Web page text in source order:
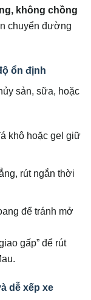
không chồng
chuyển đường
ổn định
sản, sữa, hoặc
khô hoặc gel giữ
rút ngắn thời
để tránh mở
gấp” để rút
dễ xếp xe